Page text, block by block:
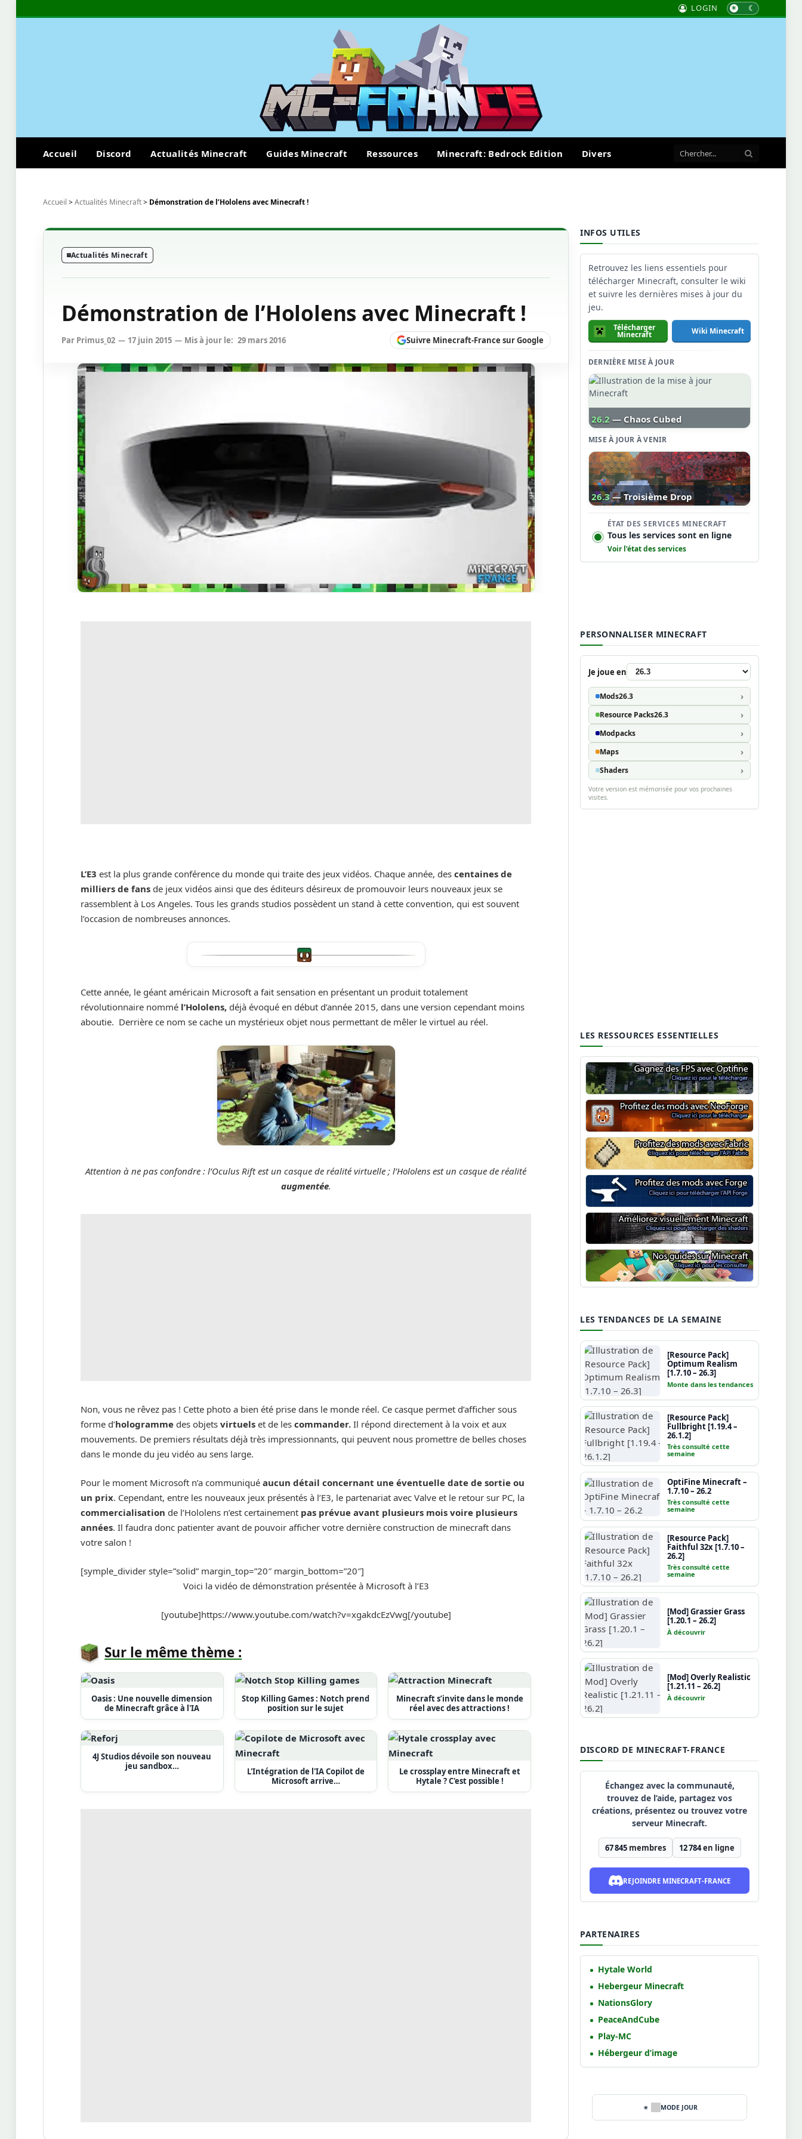
LOGIN
Accueil Discord Actualités Minecraft Guides Minecraft Ressources Minecraft: Bedrock Edition Divers
Accueil >Actualités Minecraft> Démonstration de l’Hololens avec Minecraft !
Actualités Minecraft
Démonstration de l’Hololens avec Minecraft !
Par Primus_02 17 juin 2015 Mis à jour le: 29 mars 2016 Suivre Minecraft-France sur Google
L’E3 est la plus grande conférence du monde qui traite des jeux vidéos. Chaque année, des centaines de
milliers de fans de jeux vidéos ainsi que des éditeurs désireux de promouvoir leurs nouveaux jeux se
rassemblent à Los Angeles. Tous les grands studios possèdent un stand à cette convention, qui est souvent
l’occasion de nombreuses annonces.
Cette année, le géant américain Microsoft a fait sensation en présentant un produit totalement
révolutionnaire nommé l’Hololens, déjà évoqué en début d’année 2015, dans une version cependant moins
aboutie. Derrière ce nom se cache un mystérieux objet nous permettant de mêler le virtuel au réel.
Attention à ne pas confondre : l’Oculus Rift est un casque de réalité virtuelle ; l’Hololens est un casque de réalité
augmentée.
Non, vous ne rêvez pas ! Cette photo a bien été prise dans le monde réel. Ce casque permet d’afficher sous
forme d’hologramme des objets virtuels et de les commander. Il répond directement à la voix et aux
mouvements. De premiers résultats déjà très impressionnants, qui peuvent nous promettre de belles choses
dans le monde du jeu vidéo au sens large.
Pour le moment Microsoft n’a communiquéaucun détail concernant une éventuelle date de sortie ou
un prix. Cependant, entre les nouveaux jeux présentés à l’E3, le partenariat avec Valve et le retour sur PC, la
commercialisation de l’Hololens n’est certainement pas prévue avant plusieurs mois voire plusieurs
années. Il faudra donc patienter avant de pouvoir afficher votre dernière construction de minecraft dans
votre salon !
[symple_divider style=”solid” margin_top=”20″ margin_bottom=”20″]
Voici la vidéo de démonstration présentée à Microsoft à l’E3
[youtube]https://www.youtube.com/watch?v=xgakdcEzVwg[/youtube]
Sur le même thème :
Oasis : Une nouvelle dimension
de Minecraft grâce à l'IA
Stop Killing Games : Notch prend
position sur le sujet
Minecraft s’invite dans le monde
réel avec des attractions !
4J Studios dévoile son nouveau
jeu sandbox…
L'Intégration de l'IA Copilot de
Microsoft arrive…
Le crossplay entre Minecraft et
Hytale ? C'est possible !
INFOS UTILES
Retrouvez les liens essentiels pour
télécharger Minecraft, consulter le wiki
et suivre les dernières mises à jour du
jeu.
Télécharger
Minecraft Wiki Minecraft
DERNIÈRE MISE À JOUR
26.2 — Chaos Cubed
MISE À JOUR À VENIR
26.3 — Troisième Drop
ÉTAT DES SERVICES MINECRAFT
Tous les services sont en ligne
Voir l’état des services
PERSONNALISER MINECRAFT
Je joue en
Mods26.3
Resource Packs26.3
Modpacks
Maps
Shaders
Votre version est mémorisée pour vos prochaines
visites.
LES RESSOURCES ESSENTIELLES
Optifine
NeoForge
Minecraft Fabric
Minecraft Forge
Shaders Minecraft
Guide Minecraft
LES TENDANCES DE LA SEMAINE
[Resource Pack]
Optimum Realism
[1.7.10 – 26.3]
Monte dans les tendances
[Resource Pack]
Fullbright [1.19.4 –
26.1.2]
Très consulté cette
semaine
OptiFine Minecraft –
1.7.10 – 26.2
Très consulté cette
semaine
[Resource Pack]
Faithful 32x [1.7.10 –
26.2]
Très consulté cette
semaine
[Mod] Grassier Grass
[1.20.1 – 26.2]
À découvrir
[Mod] Overly Realistic
[1.21.11 – 26.2]
À découvrir
DISCORD DE MINECRAFT-FRANCE
Échangez avec la communauté,
trouvez de l’aide, partagez vos
créations, présentez ou trouvez votre
serveur Minecraft.
67 845membres 12 784en ligne
REJOINDRE MINECRAFT-FRANCE
PARTENAIRES
Hytale World
Hebergeur Minecraft
NationsGlory
PeaceAndCube
Play-MC
Hébergeur d’image
MODE JOUR